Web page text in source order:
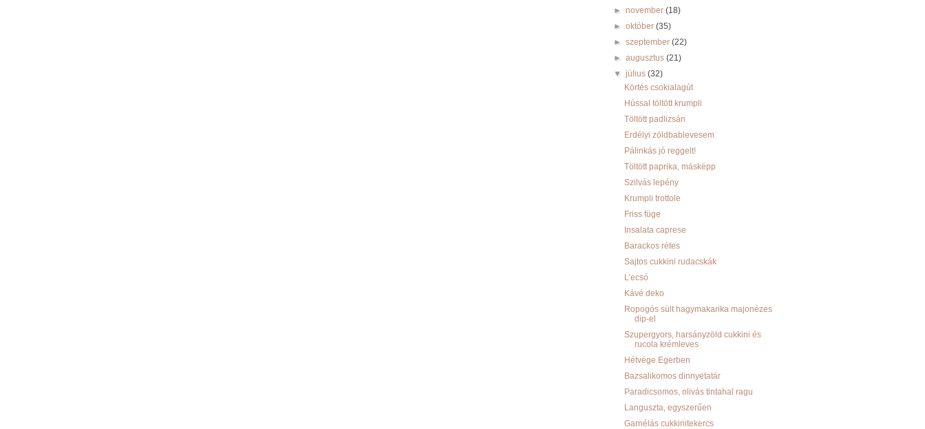
►november(18)
►október(35)
►szeptember(22)
►augusztus(21)
▼július(32)
Körtés csokialagút
Hússal töltött krumpli
Töltött padlizsán
Erdélyi zöldbablevesem
Pálinkás jó reggelt!
Töltött paprika, másképp
Szilvás lepény
Krumpli trottole
Friss füge
Insalata caprese
Barackos rétes
Sajtos cukkini rudacskák
L’ecsó
Kávé deko
Ropogós sült hagymakarika majonézes
dip-el
Szupergyors, harsányzöld cukkini és
rucola krémleves
Hétvége Egerben
Bazsalikomos dinnyetatár
Paradicsomos, olivás tintahal ragu
Languszta, egyszerűen
Garnélás cukkinitekercs